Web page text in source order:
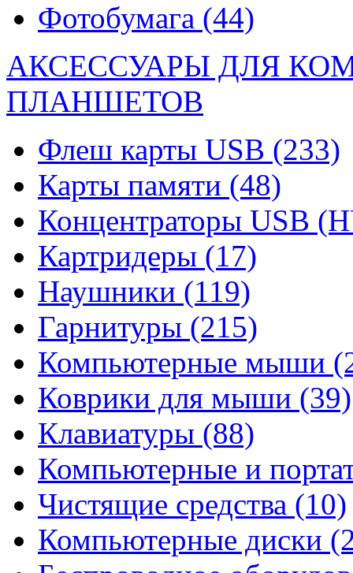
Фотобумага (44)
АКСЕССУАРЫ ДЛЯ
ПЛАНШЕТОВ
Флеш карты USB (233)
Карты памяти (48)
Концентраторы USB
Картридеры (17)
Наушники (119)
Гарнитуры (215)
Компьютерные мыши
Коврики для мыши (39)
Клавиатуры (88)
Компьютерные и
Чистящие средства (10)
Компьютерные диски